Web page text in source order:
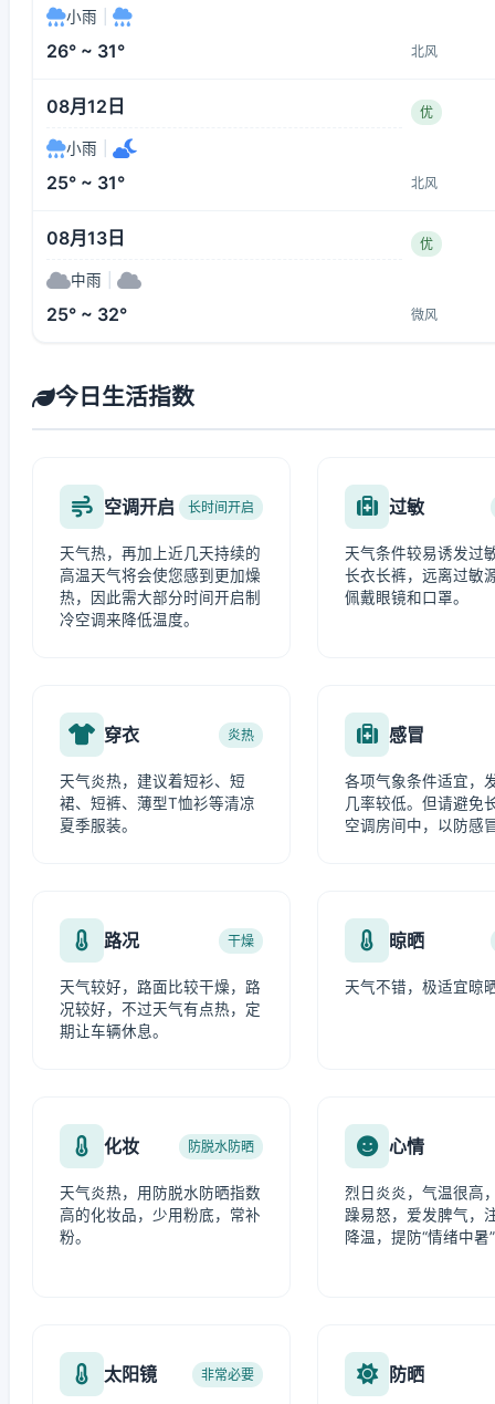
小雨
26° ~ 31° 北风
08月12日 优
小雨
25° ~ 31° 北风
08月13日 优
中雨
25° ~ 32° 微风
今日生活指数
空调开启 长时间开启
天气热，再加上近几天持续的
高温天气将会使您感到更加燥
热，因此需大部分时间开启制
冷空调来降低温度。
过敏
天气条件较易诱发过
长衣长裤，远离过敏
佩戴眼镜和口罩。
穿衣 炎热
天气炎热，建议着短衫、短
裙、短裤、薄型T恤衫等清凉
夏季服装。
感冒
各项气象条件适宜，
几率较低。但请避免
空调房间中，以防感
路况 干燥
天气较好，路面比较干燥，路
况较好，不过天气有点热，定
期让车辆休息。
晾晒
天气不错，极适宜晾
化妆 防脱水防晒
天气炎热，用防脱水防晒指数
高的化妆品，少用粉底，常补
粉。
心情
烈日炎炎，气温很高
躁易怒，爱发脾气，
降温，提防“情绪中暑
太阳镜 非常必要 防晒